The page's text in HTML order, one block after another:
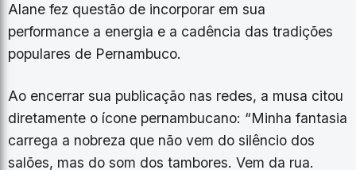
Alane fez questão de incorporar em sua
performance a energia e a cadência das tradições
populares de Pernambuco.
Ao encerrar sua publicação nas redes, a musa citou
diretamente o ícone pernambucano: “Minha fantasia
carrega a nobreza que não vem do silêncio dos
salões, mas do som dos tambores. Vem da rua.